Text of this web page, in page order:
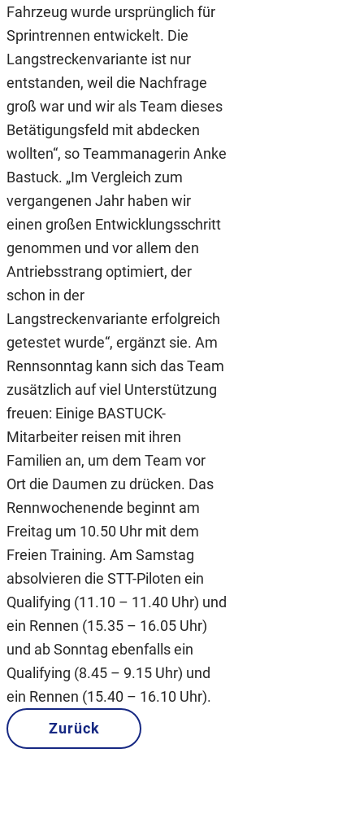
Fahrzeug wurde ursprünglich für
Sprintrennen entwickelt. Die
Langstreckenvariante ist nur
entstanden, weil die Nachfrage
groß war und wir als Team dieses
Betätigungsfeld mit abdecken
wollten“, so Teammanagerin Anke
Bastuck. „Im Vergleich zum
vergangenen Jahr haben wir
einen großen Entwicklungsschritt
genommen und vor allem den
Antriebsstrang optimiert, der
schon in der
Langstreckenvariante erfolgreich
getestet wurde“, ergänzt sie. Am
Rennsonntag kann sich das Team
zusätzlich auf viel Unterstützung
freuen: Einige BASTUCK-
Mitarbeiter reisen mit ihren
Familien an, um dem Team vor
Ort die Daumen zu drücken. Das
Rennwochenende beginnt am
Freitag um 10.50 Uhr mit dem
Freien Training. Am Samstag
absolvieren die STT-Piloten ein
Qualifying (11.10 – 11.40 Uhr) und
ein Rennen (15.35 – 16.05 Uhr)
und ab Sonntag ebenfalls ein
Qualifying (8.45 – 9.15 Uhr) und
ein Rennen (15.40 – 16.10 Uhr).
Zurück